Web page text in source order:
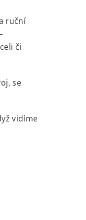
ruční
či
se
vidíme